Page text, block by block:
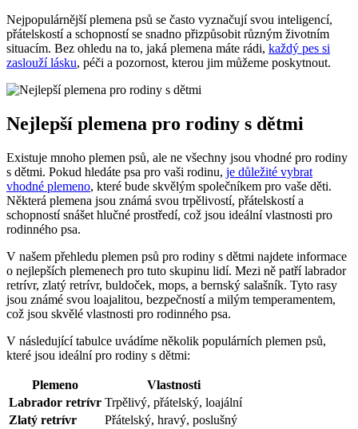
Nejpopulárnější plemena psů se často vyznačují svou inteligencí,
přátelskostí a schopností se snadno přizpůsobit různým životním
situacím. Bez ohledu na to, jaká plemena máte rádi, každý pes si
zaslouží lásku, péči a pozornost, kterou jim můžeme poskytnout.
Nejlepší plemena pro rodiny s dětmi
Existuje mnoho plemen psů, ale ne všechny jsou vhodné pro rodiny
s dětmi. Pokud hledáte psa pro vaši rodinu, je důležité vybrat
vhodné plemeno, které bude skvělým společníkem pro vaše děti.
Některá plemena jsou známá svou trpělivostí, přátelskostí a
schopností snášet hlučné prostředí, což jsou ideální vlastnosti pro
rodinného psa.
V našem přehledu plemen psů pro rodiny s dětmi najdete informace
o nejlepších plemenech pro tuto skupinu lidí. Mezi ně patří labrador
retrívr, zlatý retrívr, buldoček, mops, a bernský salašník. Tyto rasy
jsou známé svou loajalitou, bezpečností a milým temperamentem,
což jsou skvělé vlastnosti pro rodinného psa.
V následující tabulce uvádíme několik populárních plemen psů,
které jsou ideální pro rodiny s dětmi:
Plemeno
Vlastnosti
Labrador retrívr Trpělivý, přátelský, loajální
Zlatý retrívr
Přátelský, hravý, poslušný